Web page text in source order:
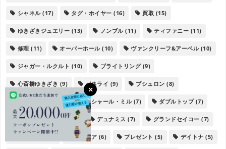
シャネル(17) タグ・ホイヤー (16) 買取 (15)
ゆきざきジュエリー (13) ノンブル(11) ティファニー (11)
修理 (11) オーバーホール(10) ヴァンクリーフ&アーペル(10)
ジャガー・ルクルト (10) ブライトリング(9)
心斎橋ゆきざき (9) パネライ (9) ブシュロン (8)
(8) リシャール・ミル(7) ダブルトップ(7)
フランク・ミュラー (7) デュナミス (7) グランドセイコー (7)
レガリア (6) プレゼント (5) デイトナ (5)